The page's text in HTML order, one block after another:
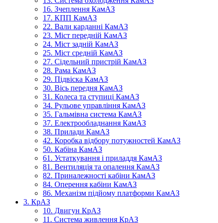
16. Зчеплення КамАЗ
17. КПП КамАЗ
22. Вали карданні КамАЗ
23. Міст передній КамАЗ
24. Міст задній КамАЗ
25. Міст средній КамАЗ
27. Сідельний пристрій КамАЗ
28. Рама КамАЗ
29. Підвіска КамАЗ
30. Вісь передня КамАЗ
31. Колеса та ступиці КамАЗ
34. Рульове управління КамАЗ
35. Гальмівна система КамАЗ
37. Електрообладнання КамАЗ
38. Прилади КамАЗ
42. Коробка відбору потужностей КамАЗ
50. Кабіна КамАЗ
61. Устаткування і приладдя КамАЗ
81. Вентиляція та опалення КамАЗ
82. Приналежності кабіни КамАЗ
84. Оперення кабіни КамАЗ
86. Механізм підйому платформи КамАЗ
3. КрАЗ
10. Двигун КрАЗ
11. Система живлення КрАЗ